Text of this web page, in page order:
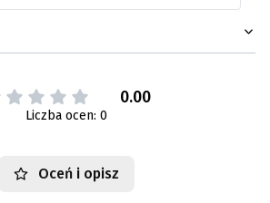
0.00
Liczba ocen: 0
Oceń i opisz